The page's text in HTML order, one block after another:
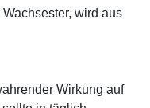
wird aus
Wirkung auf